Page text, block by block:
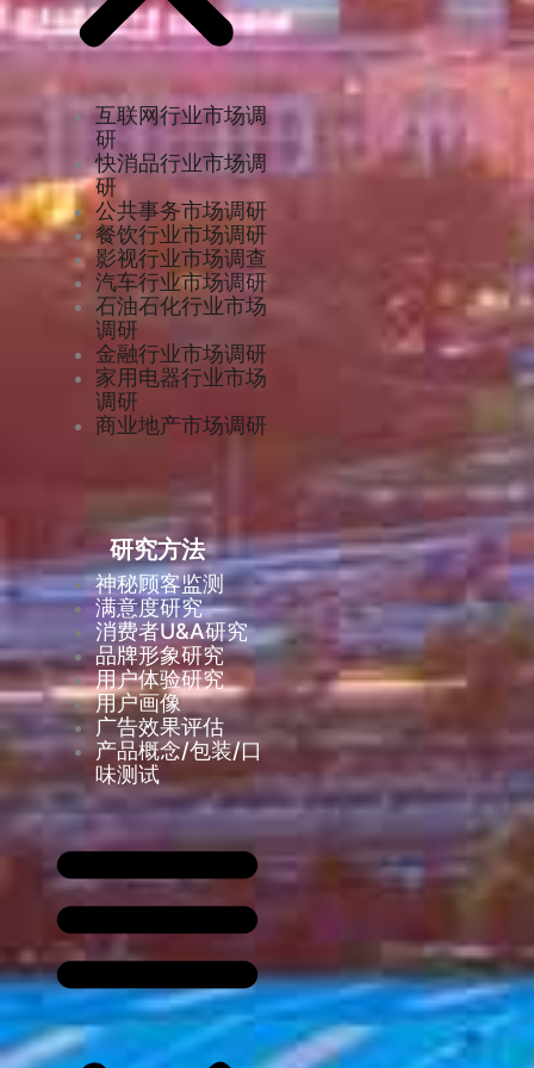
互联网行业市场调
研
快消品行业市场调
研
公共事务市场调研
餐饮行业市场调研
影视行业市场调查
汽车行业市场调研
石油石化行业市场
调研
金融行业市场调研
家用电器行业市场
调研
商业地产市场调研
研究方法
神秘顾客监测
满意度研究
消费者U&A研究
品牌形象研究
用户体验研究
用户画像
广告效果评估
产品概念/包装/口
味测试